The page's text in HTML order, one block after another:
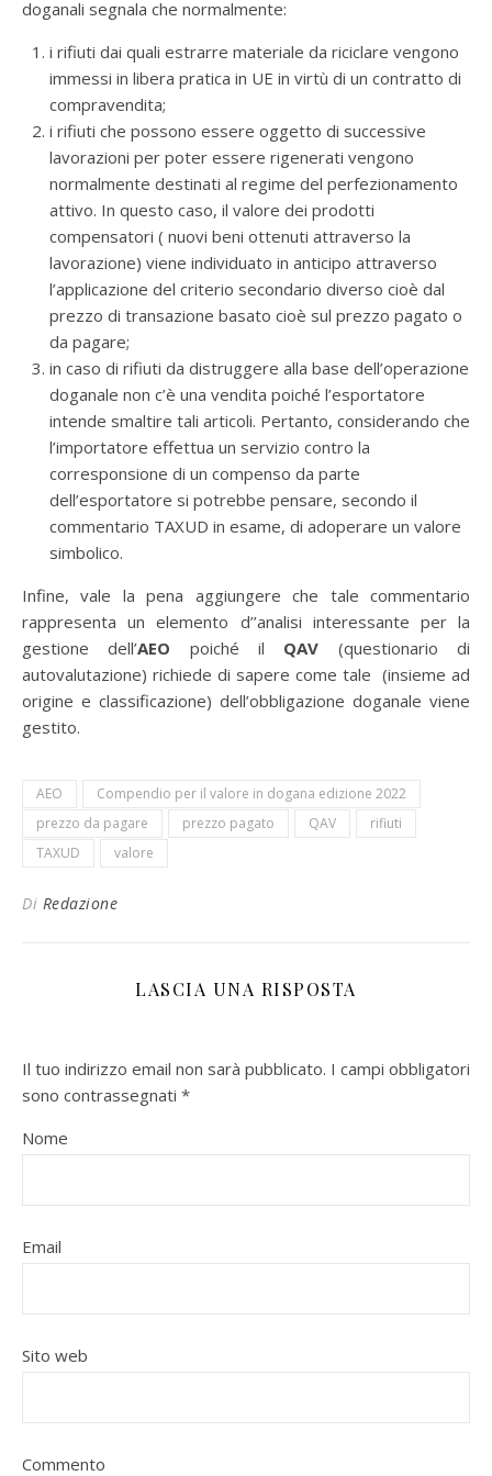
doganali segnala che normalmente:
i rifiuti dai quali estrarre materiale da riciclare vengono
immessi in libera pratica in UE in virtù di un contratto di
compravendita;
i rifiuti che possono essere oggetto di successive
lavorazioni per poter essere rigenerati vengono
normalmente destinati al regime del perfezionamento
attivo. In questo caso, il valore dei prodotti
compensatori ( nuovi beni ottenuti attraverso la
lavorazione) viene individuato in anticipo attraverso
l’applicazione del criterio secondario diverso cioè dal
prezzo di transazione basato cioè sul prezzo pagato o
da pagare;
in caso di rifiuti da distruggere alla base dell’operazione
doganale non c’è una vendita poiché l’esportatore
intende smaltire tali articoli. Pertanto, considerando che
l’importatore effettua un servizio contro la
corresponsione di un compenso da parte
dell’esportatore si potrebbe pensare, secondo il
commentario TAXUD in esame, di adoperare un valore
simbolico.
Infine, vale la pena aggiungere che tale commentario
rappresenta un elemento d’’analisi interessante per la
gestione dell’AEO poiché il QAV (questionario di
autovalutazione) richiede di sapere come tale (insieme ad
origine e classificazione) dell’obbligazione doganale viene
gestito.
AEO
Compendio per il valore in dogana edizione 2022
prezzo da pagare
prezzo pagato QAV
rifiuti
TAXUD
valore
Di Redazione
LASCIA UNA RISPOSTA
Il tuo indirizzo email non sarà pubblicato. I campi obbligatori
sono contrassegnati *
Nome
Email
Sito web
Commento